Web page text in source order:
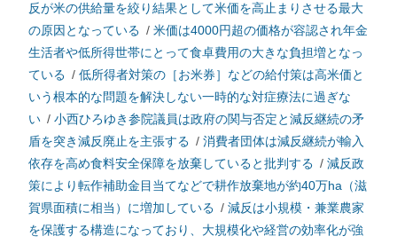
反が米の供給量を絞り結果として米価を高止まりさせる最大
の原因となっている / 米価は4000円超の価格が容認され年金
生活者や低所得世帯にとって食卓費用の大きな負担増となっ
ている / 低所得者対策の［お米券］などの給付策は高米価と
いう根本的な問題を解決しない一時的な対症療法に過ぎな
い / 小西ひろゆき参院議員は政府の関与否定と減反継続の矛
盾を突き減反廃止を主張する / 消費者団体は減反継続が輸入
依存を高め食料安全保障を放棄していると批判する / 減反政
策により転作補助金目当てなどで耕作放棄地が約40万ha（滋
賀県面積に相当）に増加している / 減反は小規模・兼業農家
を保護する構造になっており、大規模化や経営の効率化が強